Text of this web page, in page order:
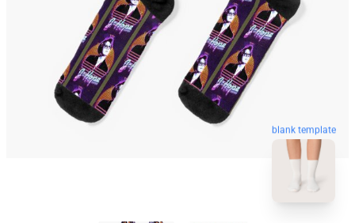
blank template